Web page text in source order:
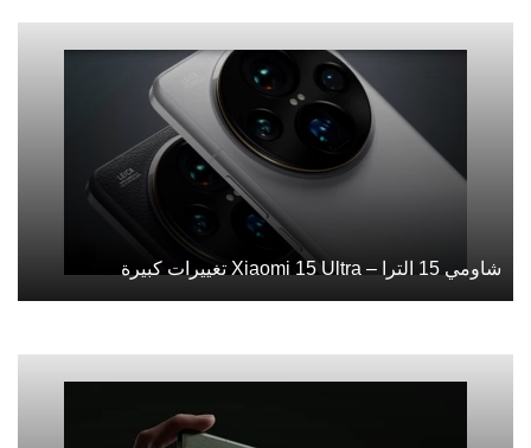
شاومي 15 الترا – Xiaomi 15 Ultra تغييرات كبيرة